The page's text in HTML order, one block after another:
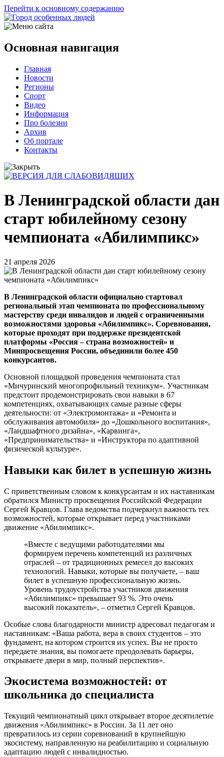
Перейти к основному содержанию
Основная навигация
Главная
Новости
Регионы
Спорт
Видео
Информация
Про болезни
Архив
Об портале
Контакты
В Ленинградской области дан
старт юбилейному сезону
чемпионата «Абилимпикс»
21 апреля 2026
В Ленинградской области официально стартовал
региональный этап чемпионата по профессиональному
мастерству среди инвалидов и людей с ограниченными
возможностями здоровья «Абилимпикс». Соревнования,
которые проходят при поддержке президентской
платформы «Россия – страна возможностей» и
Минпросвещения России, объединили более 450
конкурсантов.
Основной площадкой проведения чемпионата стал
«Мичуринский многопрофильный техникум». Участникам
предстоит продемонстрировать свои навыки в 67
компетенциях, охватывающих самые разные сферы
деятельности: от «Электромонтажа» и «Ремонта и
обслуживания автомобиля» до «Дошкольного воспитания»,
«Ландшафтного дизайна», «Карвинга»,
«Предпринимательства» и «Инструктора по адаптивной
физической культуре».
Навыки как билет в успешную жизнь
С приветственным словом к конкурсантам и их наставникам
обратился Министр просвещения Российской Федерации
Сергей Кравцов. Глава ведомства подчеркнул важность тех
возможностей, которые открывает перед участниками
движение «Абилимпикс».
«Вместе с ведущими работодателями мы
формируем перечень компетенций из различных
отраслей – от традиционных ремесел до высоких
технологий. Навыки, которые вы получаете, – ваш
билет в успешную профессиональную жизнь.
Уровень трудоустройства участников движения
«Абилимпикс» превышает 93 %. Это очень
высокий показатель», – отметил Сергей Кравцов.
Особые слова благодарности министр адресовал педагогам и
наставникам: «Ваша работа, вера в своих студентов – это
фундамент, на котором строится их успех. Вы не просто
передаете знания, вы помогаете преодолевать барьеры,
открываете двери в мир, полный перспектив».
Экосистема возможностей: от
школьника до специалиста
Текущий чемпионатный цикл открывает второе десятилетие
движения «Абилимпикс» в России. За 11 лет оно
превратилось из серии соревнований в крупнейшую
экосистему, направленную на реабилитацию и социальную
адаптацию людей с инвалидностью.